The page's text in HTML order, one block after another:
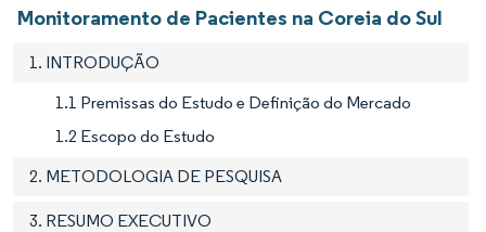
Monitoramento de Pacientes na Coreia do Sul
1. INTRODUÇÃO
1.1 Premissas do Estudo e Definição do Mercado
1.2 Escopo do Estudo
2. METODOLOGIA DE PESQUISA
3. RESUMO EXECUTIVO